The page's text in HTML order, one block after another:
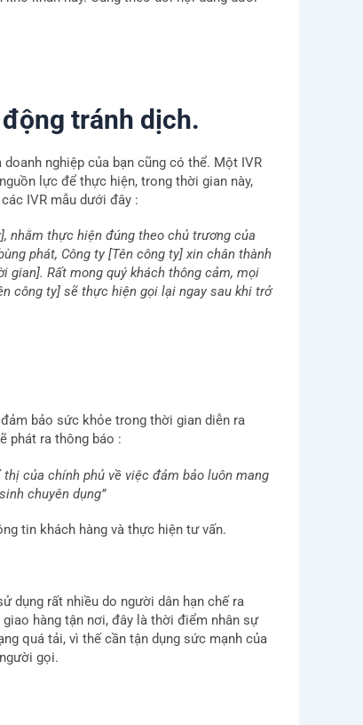
tránh dịch.
nghiệp của bạn cũng có thể. Một IVR
lực để thực hiện, trong thời gian này,
IVR mẫu dưới đây :
nhằm thực hiện đúng theo chủ trương của
phát, Công ty [Tên công ty] xin chân thành
gian]. Rất mong quý khách thông cảm, mọi
công ty] sẽ thực hiện gọi lại ngay sau khi trở
bảo sức khỏe trong thời gian diễn ra
phát ra thông báo :
của chính phủ về việc đảm bảo luôn mang
chuyên dụng”
tin khách hàng và thực hiện tư vấn.
dụng rất nhiều do người dân hạn chế ra
hàng tận nơi, đây là thời điểm nhân sự
quá tải, vì thế cần tận dụng sức mạnh của
gọi.